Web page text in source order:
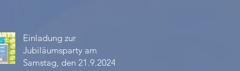
Einladung zur
Jubiläumsparty am
Samstag, den 21.9.2024